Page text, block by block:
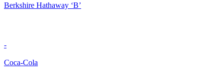
Berkshire Hathaway ‘B’
-
Coca-Cola